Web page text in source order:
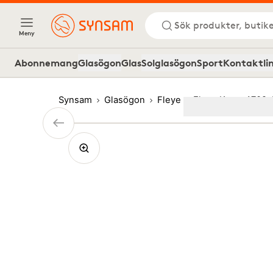
Meny
Sök produkter,
AbonnemangGlasögonGlasSolglasögonSport
Synsam Glasögon Fleye Fleye Kerry 4709